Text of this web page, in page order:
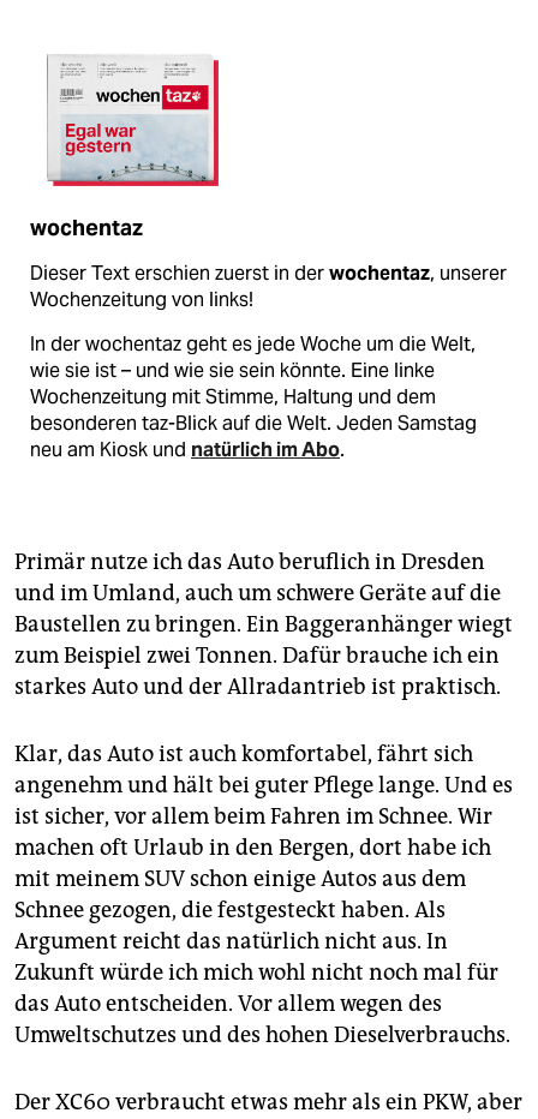
wochentaz
Dieser Text erschien zuerst in derwochentaz, unserer
Wochenzeitung von links!
In der wochentaz geht es jede Woche um die Welt,
wie sie ist – und wie sie sein könnte. Eine linke
Wochenzeitung mit Stimme, Haltung und dem
besonderen taz-Blick auf die Welt. Jeden Samstag
neu am Kiosk und natürlich im Abo.
Primär nutze ich das Auto beruflich in Dresden
und im Umland, auch um schwere Geräte auf die
Baustellen zu bringen. Ein Baggeranhänger wiegt
zum Beispiel zwei Tonnen. Dafür brauche ich ein
starkes Auto und der Allradantrieb ist praktisch.
Klar, das Auto ist auch komfortabel, fährt sich
angenehm und hält bei guter Pflege lange. Und es
ist sicher, vor allem beim Fahren im Schnee. Wir
machen oft Urlaub in den Bergen, dort habe ich
mit meinem SUV schon einige Autos aus dem
Schnee gezogen, die festgesteckt haben. Als
Argument reicht das natürlich nicht aus. In
Zukunft würde ich mich wohl nicht noch mal für
das Auto entscheiden. Vor allem wegen des
Umweltschutzes und des hohen Dieselverbrauchs.
Der XC60 verbraucht etwas mehr als ein PKW, aber